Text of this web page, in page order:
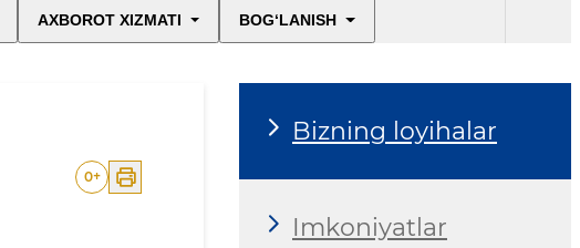
AXBOROT XIZMATI BOG‘LANISH
0+
Bizning loyihalar
Imkoniyatlar